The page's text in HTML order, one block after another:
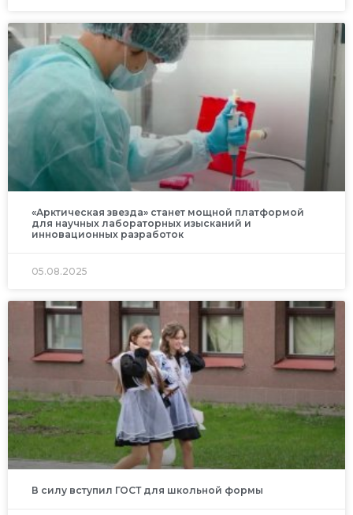
«Арктическая звезда» станет мощной платформой
для научных лабораторных изысканий и
инновационных разработок
05.08.2025
В силу вступил ГОСТ для школьной формы